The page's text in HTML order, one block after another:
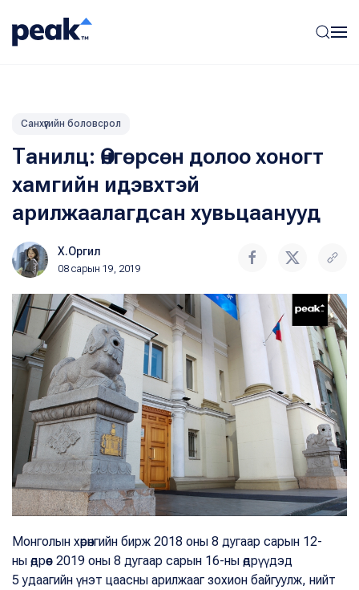
Санхүүгийн боловсрол
Танилц: Өнгөрсөн долоо хоногт
хамгийн идэвхтэй
арилжаалагдсан хувьцаанууд
Х.Оргил
08 сарын 19, 2019
Монголын хөрөнгийн бирж 2018 оны 8 дугаар сарын 12-
ны өдрөөс 2019 оны 8 дугаар сарын 16-ны өдрүүдэд
5 удаагийн үнэт цаасны арилжааг зохион байгуулж, нийт